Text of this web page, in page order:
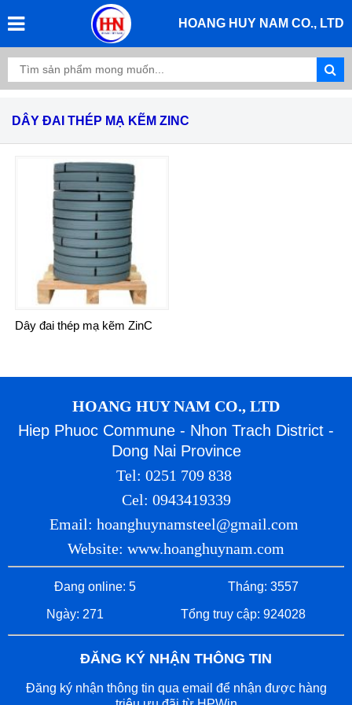
HOANG HUY NAM CO., LTD
DÂY ĐAI THÉP MẠ KẼM ZINC
Dây đai thép mạ kẽm ZinC
HOANG HUY NAM CO., LTD
Hiep Phuoc Commune - Nhon Trach District -
Dong Nai Province
Tel: 0251 709 838
Cel: 0943419339
Email: hoanghuynamsteel@gmail.com
Website: www.hoanghuynam.com
Đang online: 5 Tháng: 3557
Ngày: 271 Tổng truy cập: 924028
ĐĂNG KÝ NHẬN THÔNG TIN
Đăng ký nhận thông tin qua email để nhận được hàng